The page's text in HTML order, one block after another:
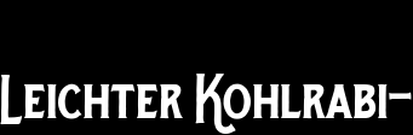
Leichter Kohlrabi-